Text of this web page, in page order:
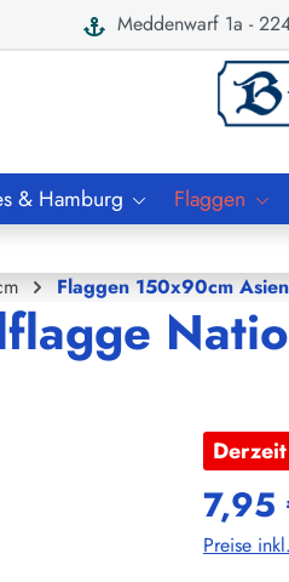
Meddenwarf 1a -
& Hamburg Flaggen
Flaggen 150x90cm
7,95
Preise